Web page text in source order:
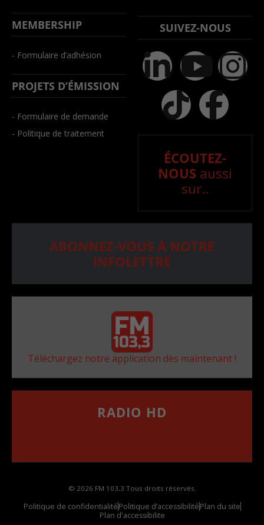
MEMBERSHIP
- Formulaire d’adhésion
PROJETS D’ÉMISSION
- Formulaire de demande
- Politique de traitement
SUIVEZ-NOUS
ÉCOUTEZ-
NOUS aussi
sur..
ABONNEZ-VOUS À NOTRE
INFOLETTRE
Téléchargez notre application dès maintenant !
RADIO HD
© 2026 FM 103,3 Tous droits réservés.
Politique de confidentialitéPolitique d’accessibilitéPlan du site
Plan d'accessibilite